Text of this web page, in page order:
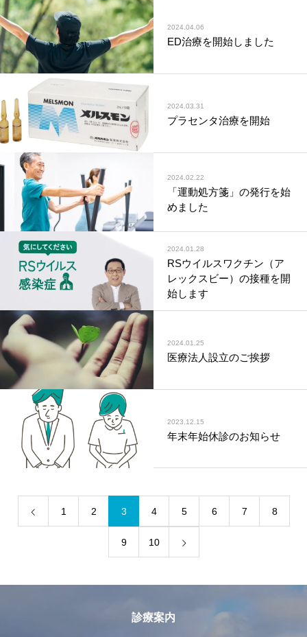
2024.04.06
ED治療を開始しました
2024.03.31
プラセンタ治療を開始
2024.02.22
「運動処方箋」の発行を始
めました
2024.01.28
RSウイルスワクチン（ア
レックスビー）の接種を開
始します
2024.01.25
医療法人設立のご挨拶
2023.12.15
年末年始休診のお知らせ
1 2 3 4 5 6 7 8
9 10
診療案内